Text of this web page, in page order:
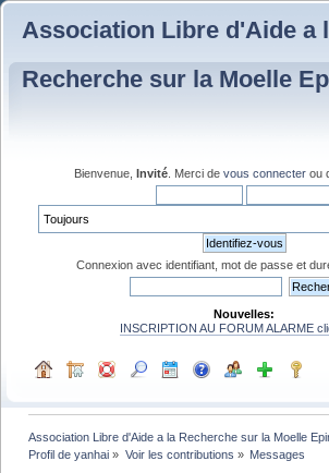
Association Libre d'Aide a
Recherche sur la Moelle
Bienvenue, Invité . Merci de vous connecter ou
Connexion avec identifiant, mot de passe et
Nouvelles:
INSCRIPTION AU FORUM ALARME
Association Libre d'Aide a la Recherche sur la Moelle
Profil de yanhai » Voir les contributions » Messages